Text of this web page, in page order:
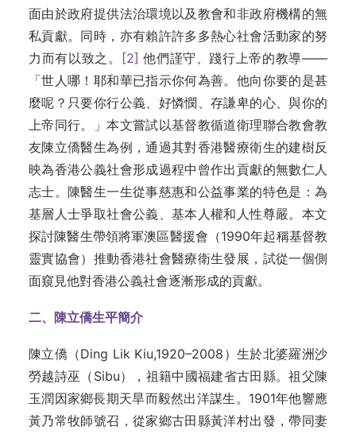
面由於政府提供法治環境以及教會和非政府機構的無
私貢獻。同時，亦有賴許許多多熱心社會活動家的努
力而有以致之。
[2] 他們謹守、踐行上帝的教導——
「世人哪！耶和華已指示你何為善。他向你要的是甚
麼呢？只要你行公義、好憐憫、存謙卑的心、與你的
上帝同行。」本文嘗試以基督教循道衛理聯合教會教
友陳立僑醫生為例，通過其對香港醫療衛生的建樹反
映為香港公義社會形成過程中曾作出貢獻的無數仁人
志士。陳醫生一生從事慈惠和公益事業的特色是：為
基層人士爭取社會公義、基本人權和人性尊嚴。本文
探討陳醫生帶領將軍澳區醫援會（1990年起稱基督教
靈實協會）推動香港社會醫療衛生發展，試從一個側
面窺見他對香港公義社會逐漸形成的貢獻。
二、陳立僑生平簡介
陳立僑（Ding Lik Kiu,1920–2008）生於北婆羅洲沙
勞越詩巫（Sibu），祖籍中國福建省古田縣。祖父陳
玉潤因家鄉長期天旱而毅然出洋謀生。1901年他響應
黃乃常牧師號召，從家鄉古田縣黃洋村出發，帶同妻